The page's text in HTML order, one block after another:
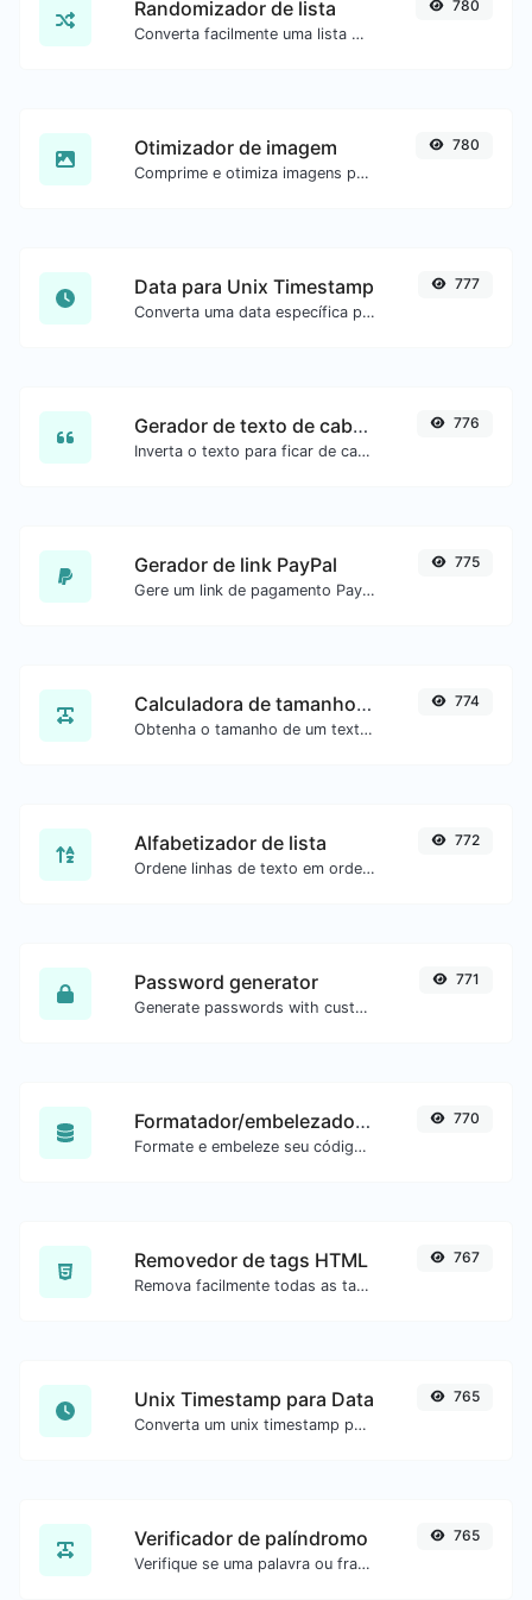
Randomizador de lista
Converta facilmente uma lista de texto em uma lista aleatória.
780
Otimizador de imagem
Comprime e otimiza imagens para um tamanho menor mantendo alta qualidade.
780
Data para Unix Timestamp
Converta uma data específica para o formato unix timestamp.
777
Gerador de texto de cabeça para baixo
Inverta o texto para ficar de cabeça para baixo com facilidade.
776
Gerador de link PayPal
Gere um link de pagamento PayPal com facilidade.
775
Calculadora de tamanho de texto
Obtenha o tamanho de um texto em Bytes (B), Kilobytes (KB) ou Megabytes (MB).
774
Alfabetizador de lista
Ordene linhas de texto em ordem alfabética (A-Z ou Z-A) com facilidade.
772
Password generator
Generate passwords with custom length and custom settings.
771
Formatador/embelezador de SQL
Formate e embeleze seu código SQL com facilidade.
770
Removedor de tags HTML
Remova facilmente todas as tags HTML de um bloco de texto.
767
Unix Timestamp para Data
Converta um unix timestamp para UTC e sua data local.
765
Verificador de palíndromo
Verifique se uma palavra ou frase é palíndromo (se lê igual de trás para frente).
765